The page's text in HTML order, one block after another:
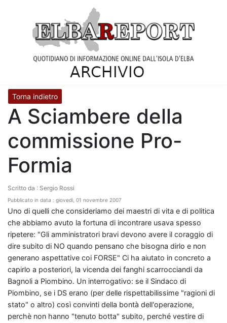
Torna indietro
A Sciambere della
commissione Pro-
Formia
Scritto da : Sergio Rossi
Pubblicato in data : giovedì, 01 novembre 2007
Uno di quelli che consideriamo dei maestri di vita e di politica
che abbiamo avuto la fortuna di incontrare usava spesso
ripetere: "Gli amministratori bravi devono avere il coraggio di
dire subito di NO quando pensano che bisogna dirlo e non
generano aspettative coi FORSE" Ci ha aiutato in concreto a
capirlo a posteriori, la vicenda dei fanghi scarrocciandi da
Bagnoli a Piombino. Un interrogativo: se il Sindaco di
Piombino, se i DS erano (per delle rispettabilissime "ragioni di
stato" o altro) così convinti della bontà dell'operazione,
perchè non hanno "tenuto botta" subito, perché vestire di